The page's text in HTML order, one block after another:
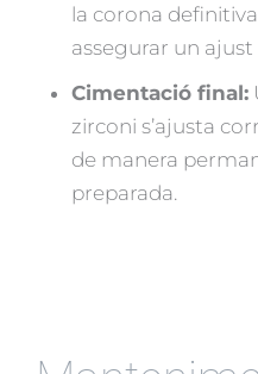
la corona
assegurar un
Cimentació final:
zirconi s’ajusta
de manera
preparada.